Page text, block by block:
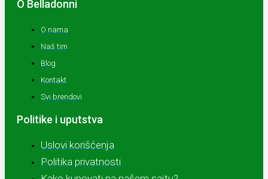
O Belladonni
O nama
Naš tim
Blog
Kontakt
Svi brendovi
Politike i uputstva
Uslovi korišćenja
Politika privatnosti